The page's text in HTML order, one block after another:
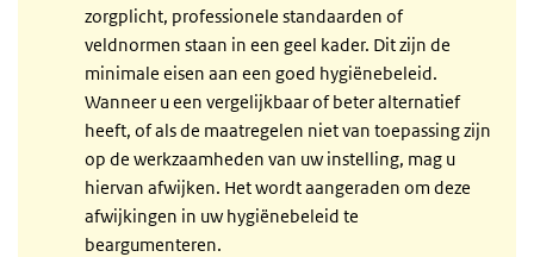
zorgplicht, professionele standaarden of
veldnormen staan in een geel kader. Dit zijn de
minimale eisen aan een goed hygiënebeleid.
Wanneer u een vergelijkbaar of beter alternatief
heeft, of als de maatregelen niet van toepassing zijn
op de werkzaamheden van uw instelling, mag u
hiervan afwijken. Het wordt aangeraden om deze
afwijkingen in uw hygiënebeleid te
beargumenteren.